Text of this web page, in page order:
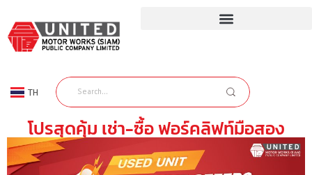
TH
EN
โปรสุดคุ้ม เช่า-ซื้อ ฟอร์คลิฟท์มือสอง